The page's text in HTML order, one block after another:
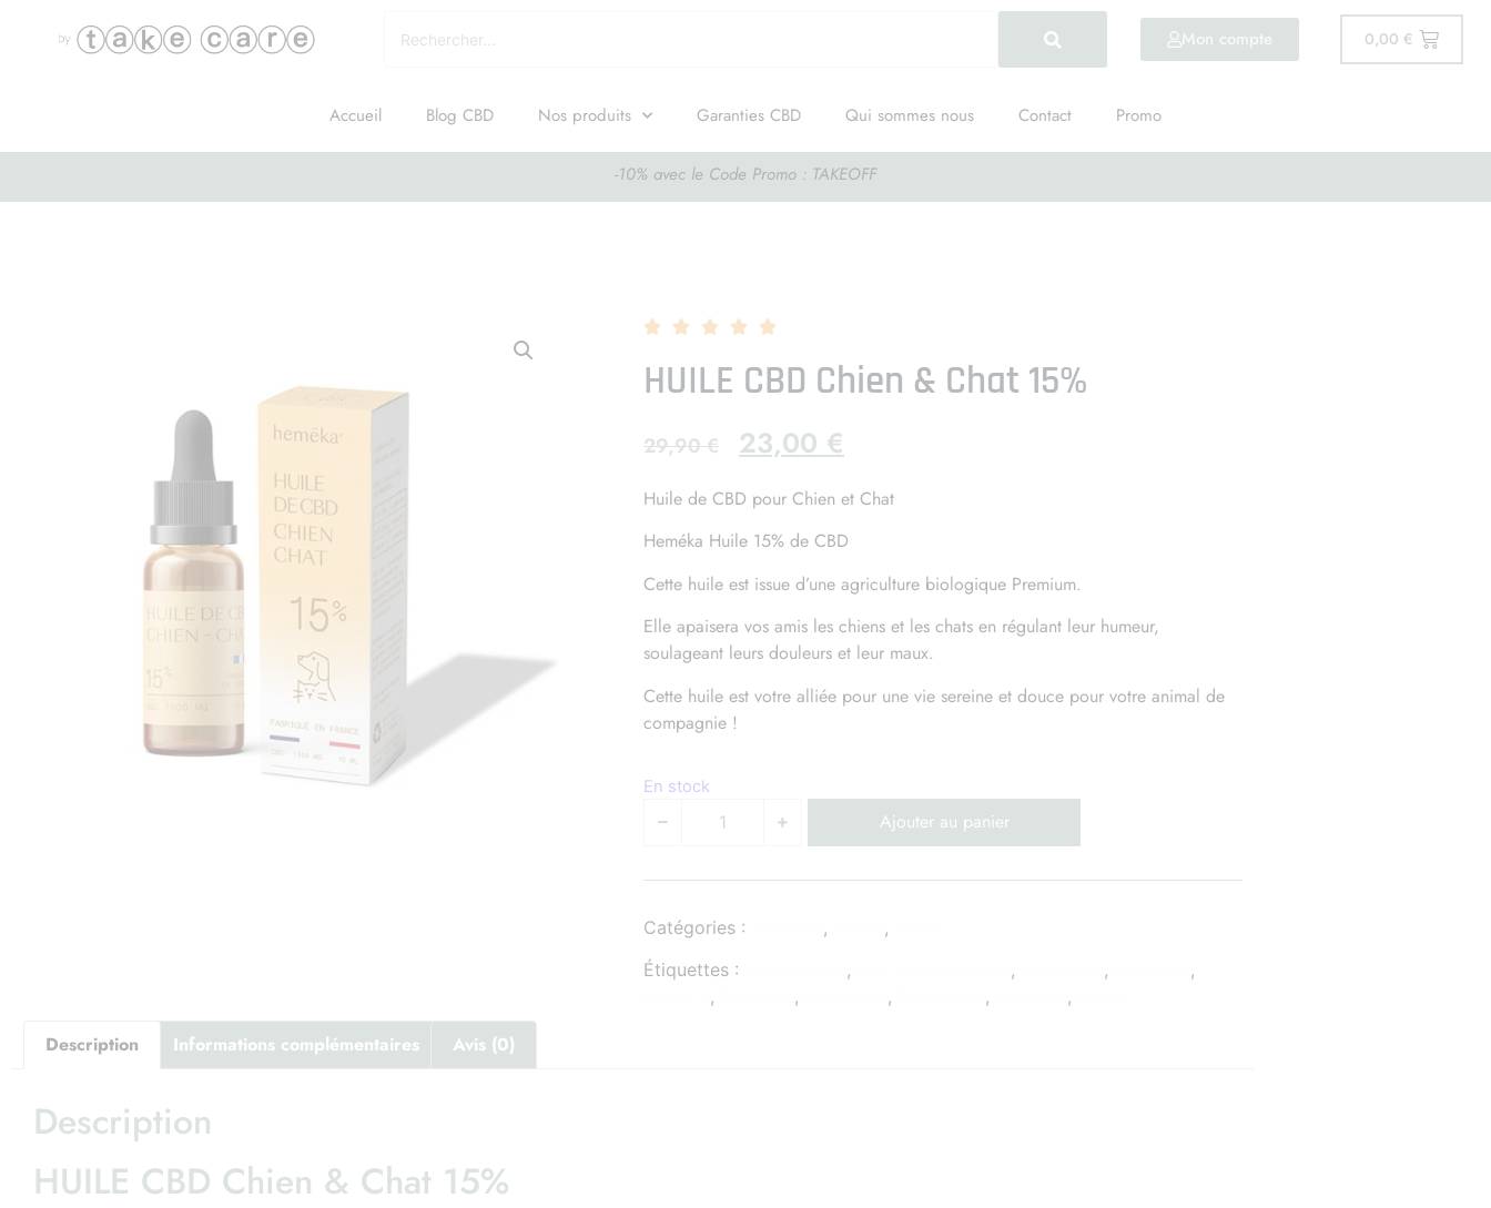
Mon compte 0,00 €
Accueil Blog CBD Nos produits Garanties CBD Qui sommes nous Contact Promo
-10% avec le Code Promo : TAKEOFF
    
HUILE CBD Chien & Chat 15%
29,90€ 23,00 €
Huile de CBD pour Chien et Chat
Heméka Huile 15% de CBD
Cette huile est issue d’une agriculture biologique Premium.
Elle apaisera vos amis les chiens et les chats en régulant leur humeur,
soulageant leurs douleurs et leur maux.
Cette huile est votre alliée pour une vie sereine et douce pour votre animal de
compagnie !
En stock
Ajouter au panier
Catégories : , ,
Étiquettes :
, , ,
,
, , , , ,
Description Informations complémentaires Avis (0)
Description
HUILE CBD Chien & Chat 15%